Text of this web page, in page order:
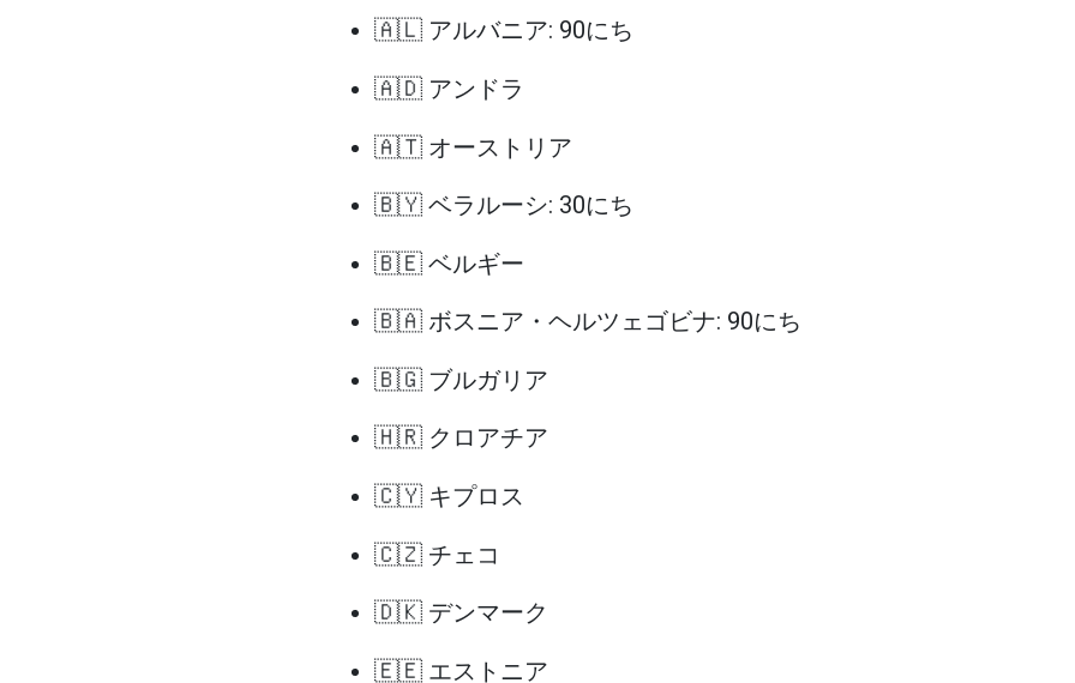
🇦🇱 アルバニア: 90にち
🇦🇩 アンドラ
🇦🇹 オーストリア
🇧🇾 ベラルーシ: 30にち
🇧🇪 ベルギー
🇧🇦 ボスニア・ヘルツェゴビナ: 90にち
🇧🇬 ブルガリア
🇭🇷 クロアチア
🇨🇾 キプロス
🇨🇿 チェコ
🇩🇰 デンマーク
🇪🇪 エストニア